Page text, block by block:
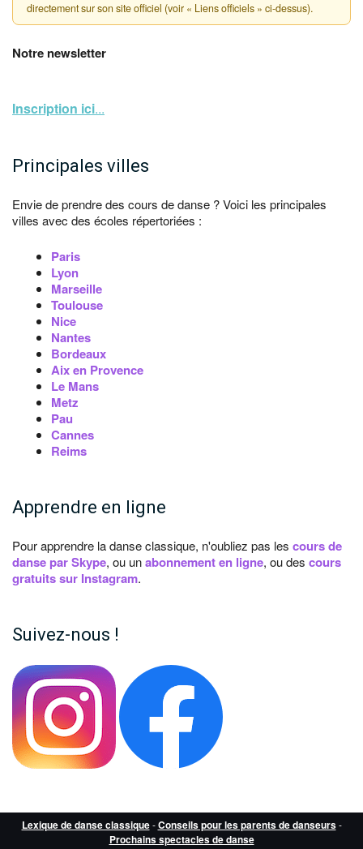
directement sur son site officiel (voir « Liens officiels » ci-dessus).
Notre newsletter
Inscription ici...
Principales villes
Envie de prendre des cours de danse ? Voici les principales
villes avec des écoles répertoriées :
Paris
Lyon
Marseille
Toulouse
Nice
Nantes
Bordeaux
Aix en Provence
Le Mans
Metz
Pau
Cannes
Reims
Apprendre en ligne
Pour apprendre la danse classique, n'oubliez pas les cours de
danse par Skype, ou unabonnement en ligne, ou des cours
gratuits sur Instagram.
Suivez-nous !
Lexique de danse classique-Conseils pour les parents de danseurs-
Prochains spectacles de danse